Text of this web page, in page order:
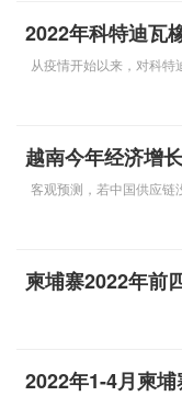
2022年科特迪瓦
从疫情开始以来，对科
越南今年经济增
客观预测，若中国供应链
柬埔寨2022年前
2022年1-4月柬